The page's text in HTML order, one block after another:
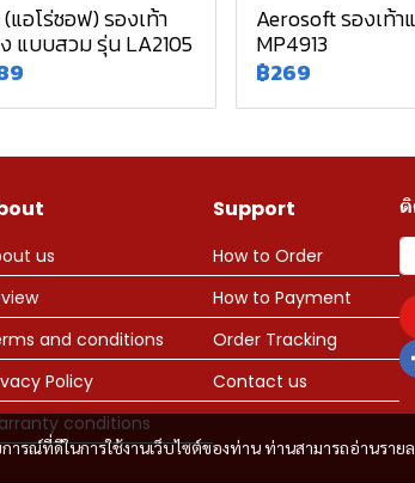
แอโร่ซอฟ) รองเท้า
แบบสวม รุ่น LA2105
Aerosoft รองเท้า
MP4913
฿269
ณ์ที่ดีในการใช้งานเว็บไซต์ของท่าน ท่านสามารถอ่านรายล
us
and conditions
Policy
conditions
Support
How to Order
How to Payment
Order Tracking
Contact us